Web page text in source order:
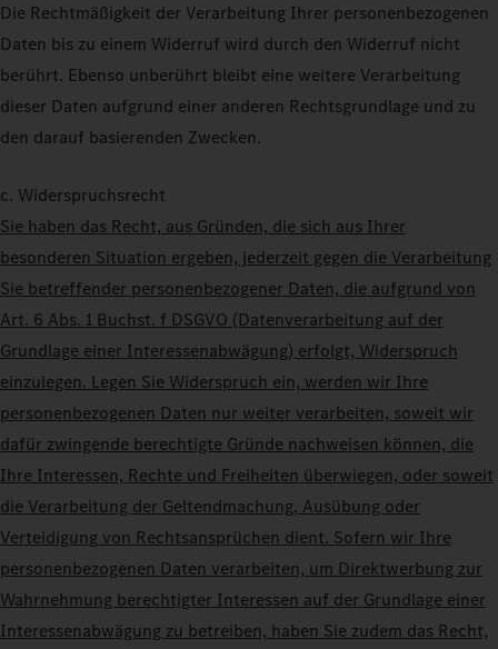
Die Rechtmäßigkeit der Verarbeitung Ihrer personenbezogenen
Daten bis zu einem Widerruf wird durch den Widerruf nicht
berührt. Ebenso unberührt bleibt eine weitere Verarbeitung
dieser Daten aufgrund einer anderen Rechtsgrundlage und zu
den darauf basierenden Zwecken.
c. Widerspruchsrecht
Sie haben das Recht, aus Gründen, die sich aus Ihrer
besonderen Situation ergeben, jederzeit gegen die Verarbeitung
Sie betreffender personenbezogener Daten, die aufgrund von
Art. 6 Abs. 1 Buchst. f DSGVO (Datenverarbeitung auf der
Grundlage einer Interessenabwägung) erfolgt, Widerspruch
einzulegen. Legen Sie Widerspruch ein, werden wir Ihre
personenbezogenen Daten nur weiter verarbeiten, soweit wir
dafür zwingende berechtigte Gründe nachweisen können, die
Ihre Interessen, Rechte und Freiheiten überwiegen, oder soweit
die Verarbeitung der Geltendmachung, Ausübung oder
Verteidigung von Rechtsansprüchen dient. Sofern wir Ihre
personenbezogenen Daten verarbeiten, um Direktwerbung zur
Wahrnehmung berechtigter Interessen auf der Grundlage einer
Interessenabwägung zu betreiben, haben Sie zudem das Recht,